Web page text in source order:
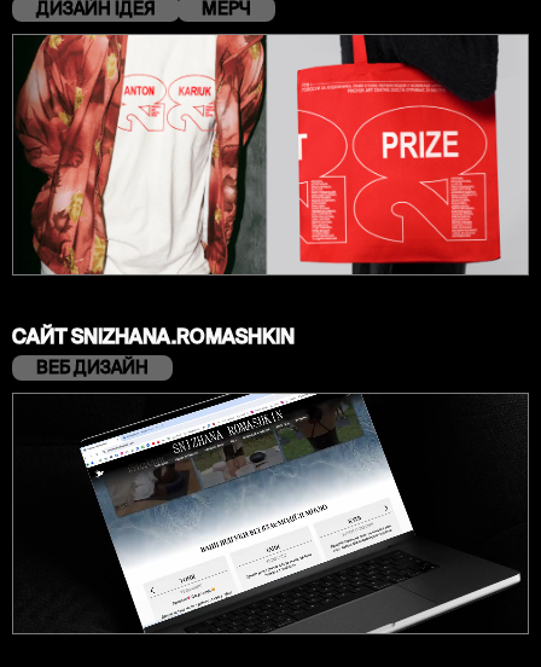
ДИЗАЙН ІДЕЯ
МЕРЧ
САЙТ SNIZHANA.ROMASHKIN
ВЕБ ДИЗАЙН